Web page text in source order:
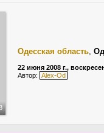
Одесская область,
22 июня 2008 г.,
Автор: Alex-Od